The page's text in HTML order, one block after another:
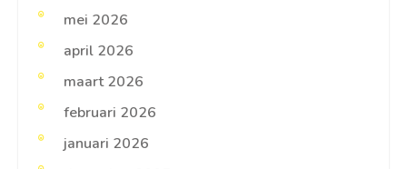
mei 2026
april 2026
maart 2026
februari 2026
januari 2026